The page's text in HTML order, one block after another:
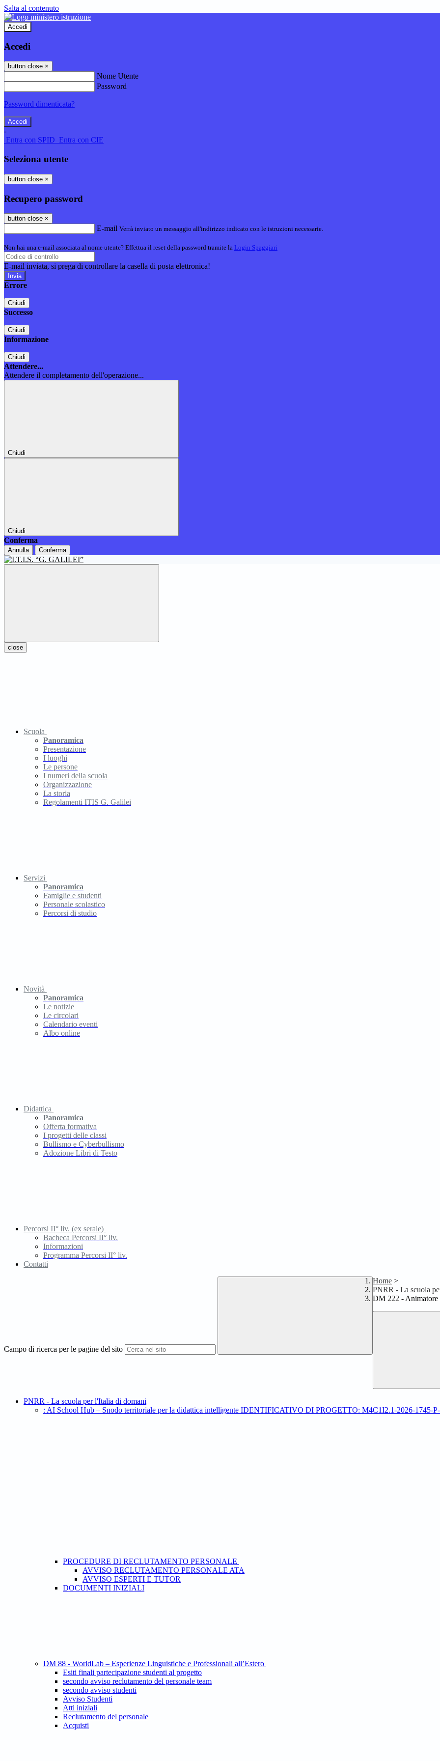
Salta al contenuto
Accedi
Accedi
button close ×
Nome Utente
Password
Password dimenticata?
-
Entra con SPID Entra con CIE
Seleziona utente
button close ×
Recupero password
button close ×
E-mail Verrà inviato un messaggio all'indirizzo indicato con le istruzioni necessarie.
Non hai una e-mail associata al nome utente? Effettua il reset della password tramite la Login Spaggiari
E-mail inviata, si prega di controllare la casella di posta elettronica!
Errore
Chiudi
Successo
Chiudi
Informazione
Chiudi
Attendere...
Attendere il completamento dell'operazione...
Chiudi
Chiudi
Conferma
Annulla Conferma
close
Scuola
Panoramica
Presentazione
I luoghi
Le persone
I numeri della scuola
Organizzazione
La storia
Regolamenti ITIS G. Galilei
Servizi
Panoramica
Famiglie e studenti
Personale scolastico
Percorsi di studio
Novità
Panoramica
Le notizie
Le circolari
Calendario eventi
Albo online
Didattica
Panoramica
Offerta formativa
I progetti delle classi
Bullismo e Cyberbullismo
Adozione Libri di Testo
Percorsi II° liv. (ex serale)
Bacheca Percorsi II° liv.
Informazioni
Programma Percorsi II° liv.
Contatti
Campo di ricerca per le pagine del sito
Home >
PNRR - La scuola
DM 222 - Animatore
PNRR - La scuola per l'Italia di domani
: AI School Hub – Snodo territoriale per la didattica intelligente IDENTIFICATIVO DI PROGETTO: M4C1I2.1-2026-1745-
PROCEDURE DI RECLUTAMENTO PERSONALE
AVVISO RECLUTAMENTO PERSONALE ATA
AVVISO ESPERTI E TUTOR
DOCUMENTI INIZIALI
DM 88 - WorldLab – Esperienze Linguistiche e Professionali all’Estero
Esiti finali partecipazione studenti al progetto
secondo avviso reclutamento del personale team
secondo avviso studenti
Avviso Studenti
Atti iniziali
Reclutamento del personale
Acquisti